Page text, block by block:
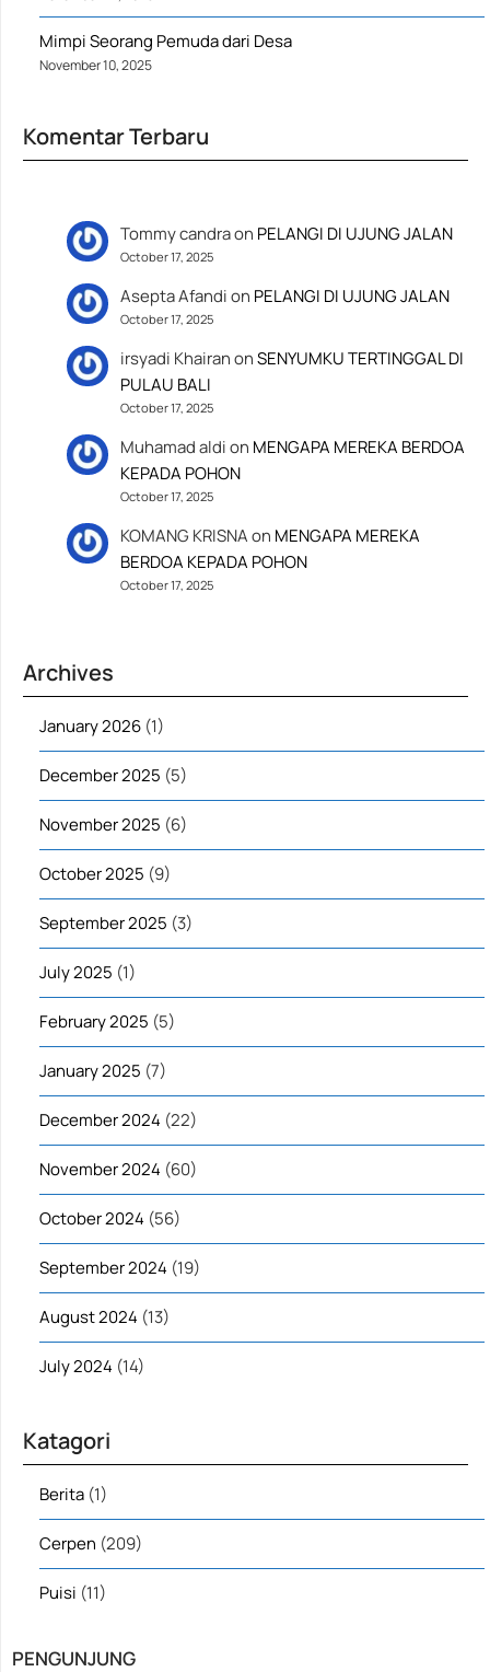
Mimpi Seorang Pemuda dari Desa
November 10, 2025
Komentar Terbaru
Tommy candraon PELANGI DI UJUNG JALAN
October 17, 2025
Asepta Afandion PELANGI DI UJUNG JALAN
October 17, 2025
irsyadi KhairanonSENYUMKU TERTINGGAL DI
PULAU BALI
October 17, 2025
Muhamad aldion MENGAPA MEREKA BERDOA
KEPADA POHON
October 17, 2025
KOMANG KRISNAon MENGAPA MEREKA
BERDOA KEPADA POHON
October 17, 2025
Archives
January 2026 (1)
December 2025 (5)
November 2025 (6)
October 2025 (9)
September 2025 (3)
July 2025 (1)
February 2025 (5)
January 2025 (7)
December 2024 (22)
November 2024 (60)
October 2024 (56)
September 2024 (19)
August 2024 (13)
July 2024 (14)
Katagori
Berita (1)
Cerpen (209)
Puisi (11)
PENGUNJUNG